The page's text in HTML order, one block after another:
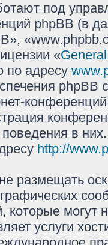
под
phpBB (в
«
по адресу
phpBB
в
http://
размещать
которые могут
услуги